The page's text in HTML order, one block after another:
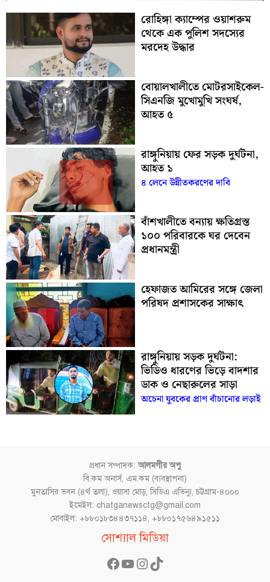
রোহিঙ্গা ক্যাম্পের ওয়াশরুম
থেকে এক পুলিশ সদস্যের
মরদেহ উদ্ধার
বোয়ালখালীতে মোটরসাইকেল-
সিএনজি মুখোমুখি সংঘর্ষ,
আহত ৫
রাঙ্গুনিয়ায় ফের সড়ক দুর্ঘটনা,
আহত ১
৪ লেনে উন্নীতকরণের দাবি
বাঁশখালীতে বন্যায় ক্ষতিগ্রস্ত
১০০ পরিবারকে ঘর দেবেন
প্রধানমন্ত্রী
হেফাজত আমিরের সঙ্গে জেলা
পরিষদ প্রশাসকের সাক্ষাৎ
রাঙ্গুনিয়ায় সড়ক দুর্ঘটনা:
ভিডিও ধারণের ভিড়ে বাদশার
ডাক ও নেছারুলের সাড়া
অচেনা যুবকের প্রাণ বাঁচানোর লড়াই
প্রধান সম্পাদক:আলমগীর অপু
বি.কম অনার্স, এম.কম (ব্যবস্থাপনা)
মুনতাসির ভবন (৪র্থ তলা), ওয়াসা মোড়, সিডিএ এভিন্যু, চট্টগ্রাম-৪০০০
ইমেইল: chatganewsctg@gmail.com
মোবাইল: +৮৮০১৮৩৪৪৩৭১১৪, +৮৮০১৭৫৬৪৯১৫১১
সোশ্যাল মিডিয়া
Facebook
YouTube
Instagram
TikTok